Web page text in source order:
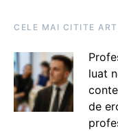
CELE MAI CITITE
luat
de